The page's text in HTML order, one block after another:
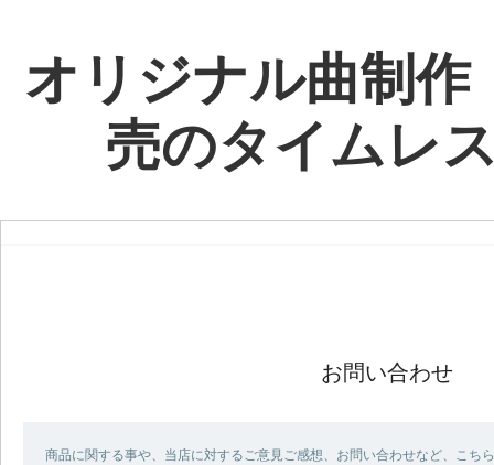
オリジナル曲制作
売のタイムレ
お問い合わせ
商品に関する事や、当店に対するご意見ご感想、お問い合わせなど、こち